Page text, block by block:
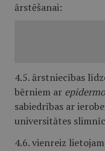
ārstēšanai:
4.5. ārstniecības
bērniem ar
sabiedrības ar
universitātes
4.6. vienreiz